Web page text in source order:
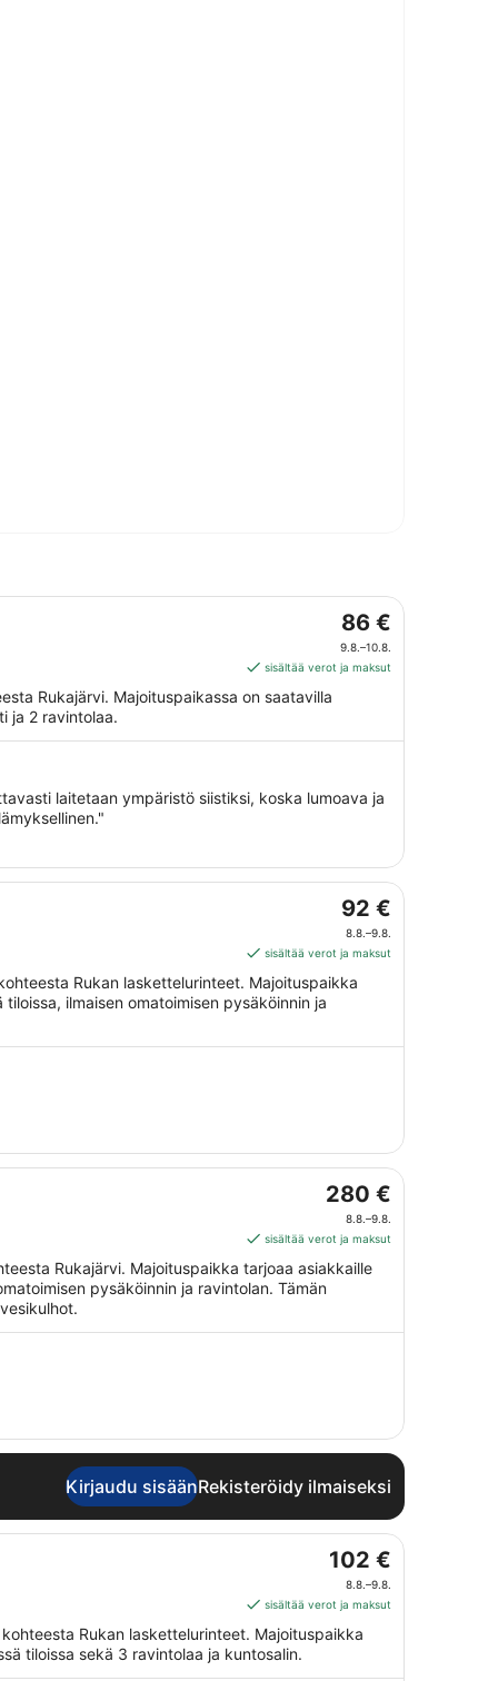
Hinta
on
86 €
10.8.
86 €
9.8.–10.8.
sisältää verot ja maksut
Rukajärvi. Majoituspaikassa on saatavilla
ja 2 ravintolaa.
laitetaan ympäristö siistiksi, koska lumoava ja
Hinta
on
92 €
per
yö
92 €
8.8.–9.8.
sisältää verot ja maksut
Rukan laskettelurinteet. Majoituspaikka
ilmaisen omatoimisen pysäköinnin ja
Hinta
280 €
per
yö
ajalle
280 €
8.8.–9.8.
sisältää verot ja maksut
Rukajärvi. Majoituspaikka tarjoaa asiakkaille
pysäköinnin ja ravintolan. Tämän
Kirjaudu sisäänRekisteröidy ilmaiseksi
Hinta
on
102 €
per
yö
102 €
8.8.–9.8.
sisältää verot ja maksut
Rukan laskettelurinteet. Majoituspaikka
tiloissa sekä 3 ravintolaa ja kuntosalin.